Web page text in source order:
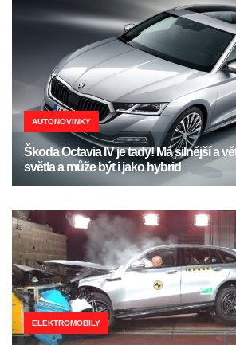
AUTONOVINKY
Škoda Octavia IV je tady! Má silnější a
světla a může být i jako hybrid
ELEKTROMOBILY